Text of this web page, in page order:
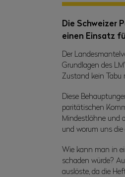
Die Schweizer
einen Einsatz
Der
Grundlagen des
Zustand kein Tabu
Diese
paritätischen
Mindestlöhne und
und worum uns
Wie kann man in
schaden würde?
auslöste, da die